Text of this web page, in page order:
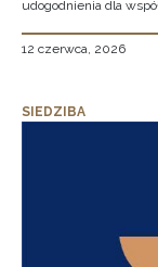
udogodnienia dla
12 czerwca, 2026
SIEDZIBA